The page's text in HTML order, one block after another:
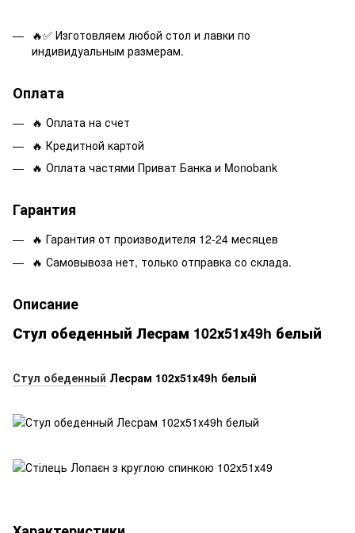
🔥✅ Изготовляем любой стол и лавки по
индивидуальным размерам.
Оплата
🔥 Оплата на счет
🔥 Кредитной картой
🔥 Оплата частями Приват Банка и Monobank
Гарантия
🔥 Гарантия от производителя 12-24 месяцев
🔥 Самовывоза нет, только отправка со склада.
Описание
Стул обеденный Лесрам 102х51х49h белый
Стул обеденный Лесрам 102х51х49h белый